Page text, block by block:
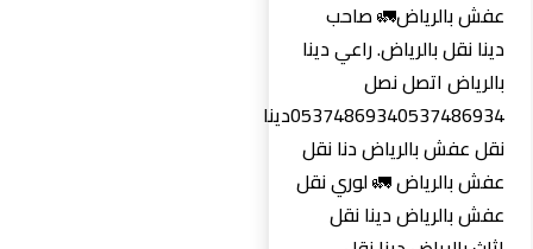
عفش بالرياض🚛 صاحب
دينا نقل بالرياض. راعي دينا
بالرياض اتصل نصل
0537486934‏0537486934دينا
نقل عفش بالرياض دنا نقل
عفش بالرياض 🚛 لوري نقل
عفش بالرياض دينا نقل